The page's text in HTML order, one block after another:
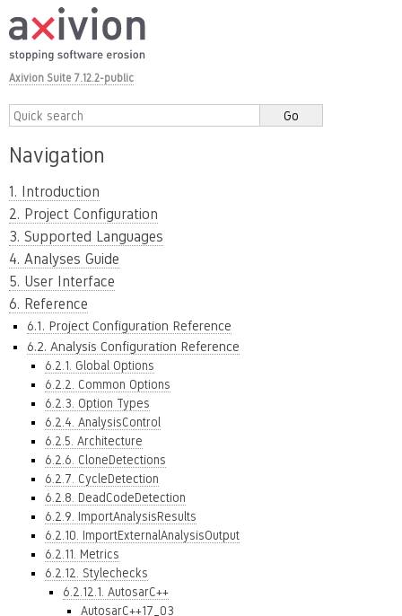
Axivion Suite 7.12.2-public
Navigation
1. Introduction
2. Project Configuration
3. Supported Languages
4. Analyses Guide
5. User Interface
6. Reference
6.1. Project Configuration Reference
6.2. Analysis Configuration Reference
6.2.1. Global Options
6.2.2. Common Options
6.2.3. Option Types
6.2.4. AnalysisControl
6.2.5. Architecture
6.2.6. CloneDetections
6.2.7. CycleDetection
6.2.8. DeadCodeDetection
6.2.9. ImportAnalysisResults
6.2.10. ImportExternalAnalysisOutput
6.2.11. Metrics
6.2.12. Stylechecks
6.2.12.1. AutosarC++
AutosarC++17_03